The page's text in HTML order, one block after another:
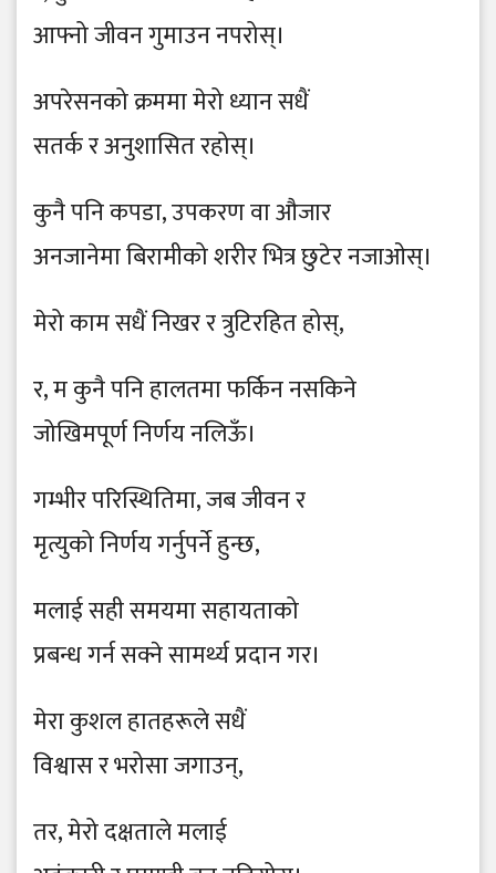
आफ्नो जीवन गुमाउन नपरोस्।
अपरेसनको क्रममा मेरो ध्यान सधैं
सतर्क र अनुशासित रहोस्।
कुनै पनि कपडा, उपकरण वा औजार
अनजानेमा बिरामीको शरीर भित्र छुटेर नजाओस्।
मेरो काम सधैं निखर र त्रुटिरहित होस्,
र, म कुनै पनि हालतमा फर्किन नसकिने
जोखिमपूर्ण निर्णय नलिऊँ।
गम्भीर परिस्थितिमा, जब जीवन र
मृत्युको निर्णय गर्नुपर्ने हुन्छ,
मलाई सही समयमा सहायताको
प्रबन्ध गर्न सक्ने सामर्थ्य प्रदान गर।
मेरा कुशल हातहरूले सधैं
विश्वास र भरोसा जगाउन्,
तर, मेरो दक्षताले मलाई